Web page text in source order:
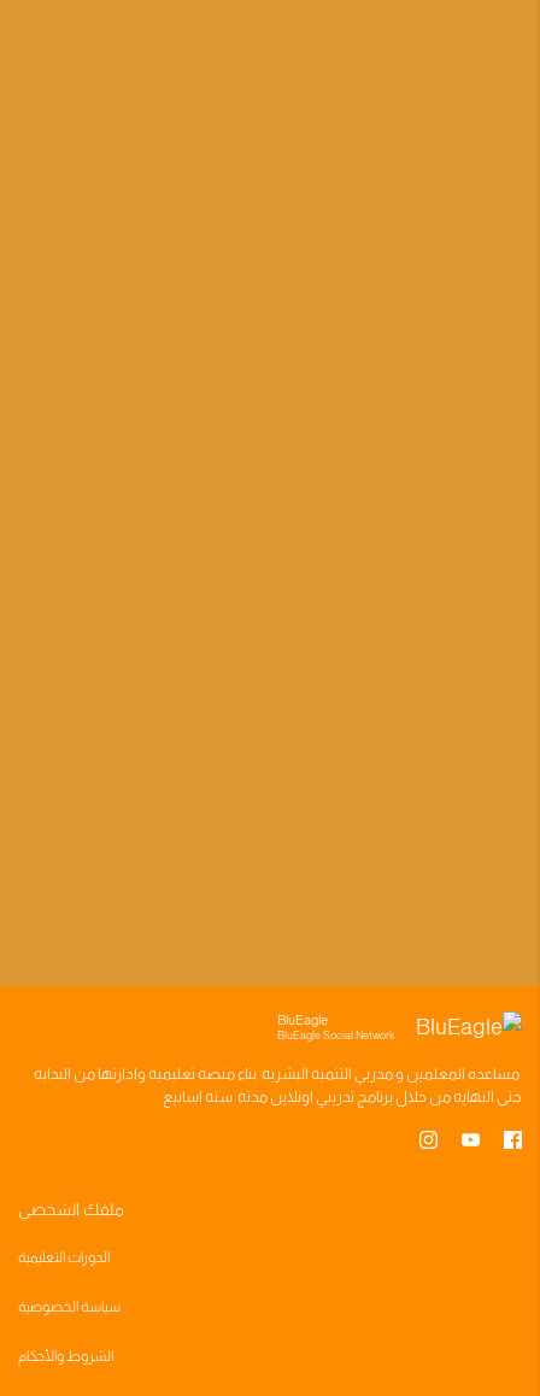
BluEagle
BluEagle Social Network
مساعده المعلمين ومدربي التنميه البشريه بناءمنصه تعليميه وادارتها من البدايه
حتى النهايه من خلال برنامج تدريبي اونلاين مدته سته اسابيع
ملفك الشخصي
الدورات التعليمية
سياسة الخصوصية
الشروط والأحكام